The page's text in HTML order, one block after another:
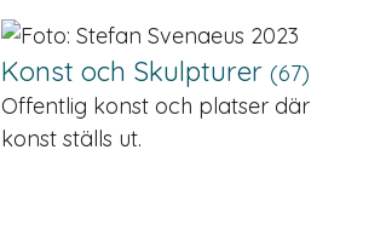
Konst och Skulpturer (67)
Offentlig konst och platser där
konst ställs ut.